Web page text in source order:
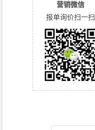
营销微信
报单询价扫一扫